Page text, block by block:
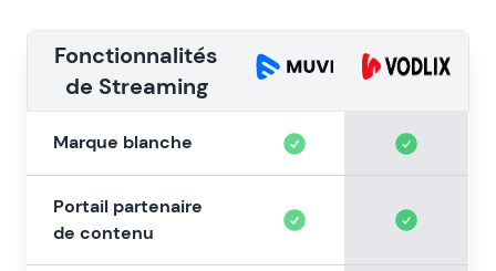
Fonctionnalités
de Streaming
Marque blanche
Portail partenaire
de contenu